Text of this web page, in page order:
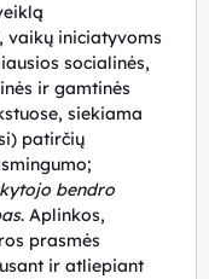
vaikų iniciatyvoms
socialinės,
ir gamtinės
siekiama
patirčių
bendro
. Aplinkos,
prasmės
ir atliepiant